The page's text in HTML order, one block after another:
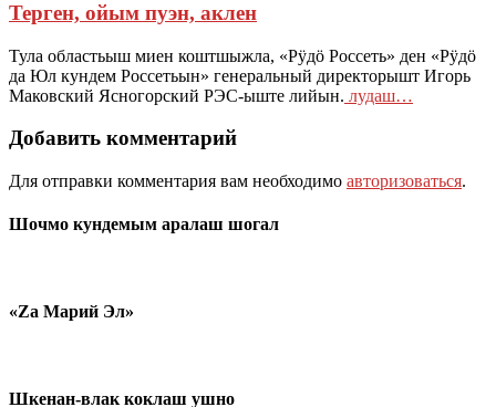
Терген, ойым пуэн, аклен
Тула областьыш миен коштшыжла, «Рӱдӧ Россеть» ден «Рӱдӧ
да Юл кундем Россетьын» генеральный директорышт Игорь
Маковский Ясногорский РЭС-ыште лийын. лудаш…
Добавить комментарий
Для отправки комментария вам необходимо авторизоваться.
Шочмо кундемым аралаш шогал
«Zа Марий Эл»
Шкенан-влак коклаш ушно